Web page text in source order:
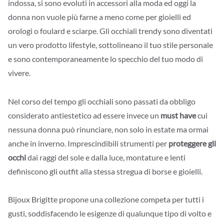
indossa, si sono evoluti in accessori alla moda ed oggi la
donna non vuole più farne a meno come per gioielli ed
orologi o foulard e sciarpe. Gli occhiali trendy sono diventati
un vero prodotto lifestyle, sottolineano il tuo stile personale
e sono contemporaneamente lo specchio del tuo modo di
vivere.
Nel corso del tempo gli occhiali sono passati da obbligo
considerato antiestetico ad essere invece un must havecui
nessuna donna può rinunciare, non solo in estate ma ormai
anche in inverno. Imprescindibili strumenti per proteggere gli
occhidai raggi del sole e dalla luce, montature e lenti
definiscono gli outfit alla stessa stregua di borse e gioielli.
Bijoux Brigitte propone una collezione competa per tutti i
gusti, soddisfacendo le esigenze di qualunque tipo di volto e